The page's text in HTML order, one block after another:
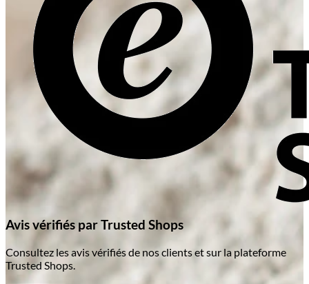
Avis vérifiés par Trusted Shops
Consultez les avis vérifiés de nos clients et sur la plateforme
Trusted Shops.